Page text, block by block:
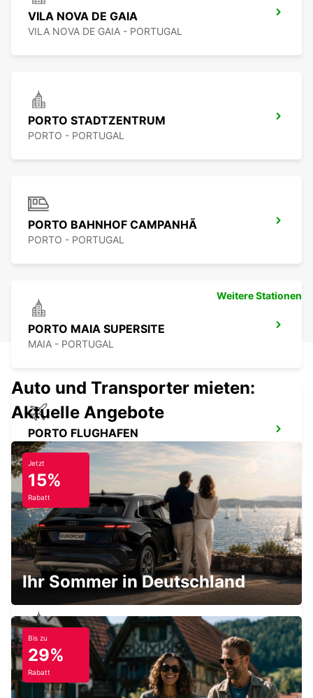
VILA NOVA DE GAIA
VILA NOVA DE GAIA - PORTUGAL
PORTO STADTZENTRUM
PORTO - PORTUGAL
PORTO BAHNHOF CAMPANHÃ
PORTO - PORTUGAL
PORTO MAIA SUPERSITE
MAIA - PORTUGAL
PORTO FLUGHAFEN
MAIA - PORTUGAL
SANTA MARIA DA FEIRA
SANTA MARIA DA FEIRA - PORTUGAL
PENAFIEL
PENAFIEL - PORTUGAL
Weitere Stationen
Auto und Transporter mieten:
Aktuelle Angebote
Jetzt
15%
Rabatt
Ihr Sommer in Deutschland
Bis zu
29%
Rabatt